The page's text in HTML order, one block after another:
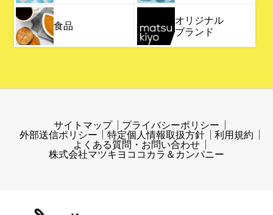
食品
オリジナル
ブランド
サイトマップ
プライバシーポリシー
外部送信ポリシー
特定個人情報取扱方針
利用規約
よくある質問・お問い合わせ
株式会社マツキヨココカラ＆カンパニー